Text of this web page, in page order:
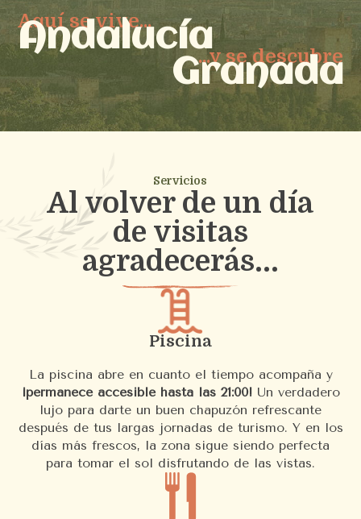
Aquí se vive...
Andalucía...y se descubre
Granada
Servicios
Al volver de un día
de visitas
agradecerás...
Piscina
La piscina abre en cuanto el tiempo acompaña y
¡permanece accesible hasta las 21:00!Un verdadero
lujo para darte un buen chapuzón refrescante
después de tus largas jornadas de turismo. Y en los
días más frescos, la zona sigue siendo perfecta
para tomar el sol disfrutando de las vistas.